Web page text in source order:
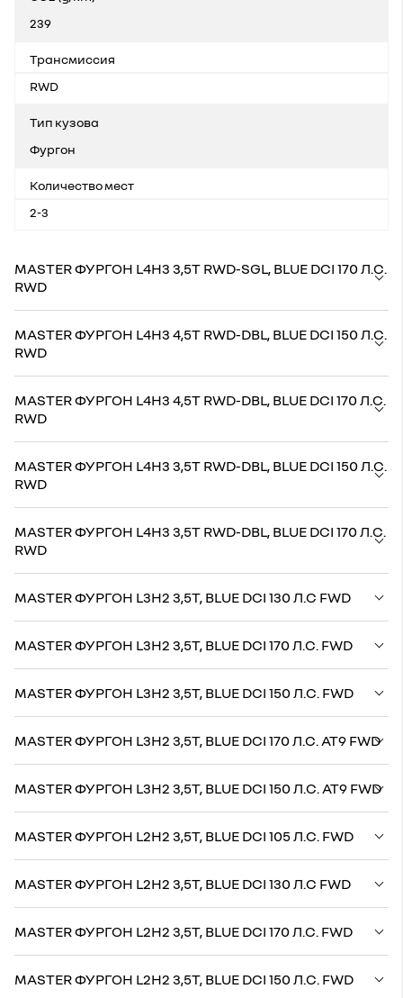
239
Трансмиссия
RWD
Тип кузова
Фургон
Количество мест
2-3
MASTER ФУРГОН L4H3 3,5Т RWD-SGL, BLUE DCI 170 Л.С.
RWD
MASTER ФУРГОН L4H3 4,5Т RWD-DBL, BLUE DCI 150 Л.С.
RWD
MASTER ФУРГОН L4H3 4,5Т RWD-DBL, BLUE DCI 170 Л.С.
RWD
MASTER ФУРГОН L4H3 3,5Т RWD-DBL, BLUE DCI 150 Л.С.
RWD
MASTER ФУРГОН L4H3 3,5Т RWD-DBL, BLUE DCI 170 Л.С.
RWD
MASTER ФУРГОН L3H2 3,5Т, BLUE DCI 130 Л.С FWD
MASTER ФУРГОН L3H2 3,5Т, BLUE DCI 170 Л.С. FWD
MASTER ФУРГОН L3H2 3,5Т, BLUE DCI 150 Л.С. FWD
MASTER ФУРГОН L3H2 3,5Т, BLUE DCI 170 Л.С. AT9 FWD
MASTER ФУРГОН L3H2 3,5Т, BLUE DCI 150 Л.С. AT9 FWD
MASTER ФУРГОН L2H2 3,5Т, BLUE DCI 105 Л.С. FWD
MASTER ФУРГОН L2H2 3,5Т, BLUE DCI 130 Л.С FWD
MASTER ФУРГОН L2H2 3,5Т, BLUE DCI 170 Л.С. FWD
MASTER ФУРГОН L2H2 3,5Т, BLUE DCI 150 Л.С. FWD